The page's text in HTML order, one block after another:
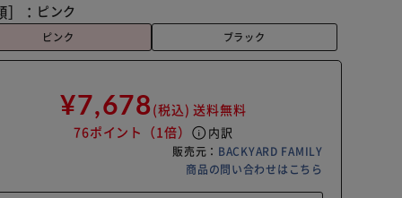
］： ピンク
ピンク ブラック
¥7,678(税込) 送料無料
76ポイント （1倍） info 内訳
販売元： BACKYARD FAMILY
商品の問い合わせはこちら